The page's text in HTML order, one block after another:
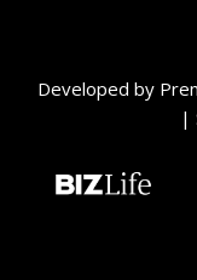
Developed by
|